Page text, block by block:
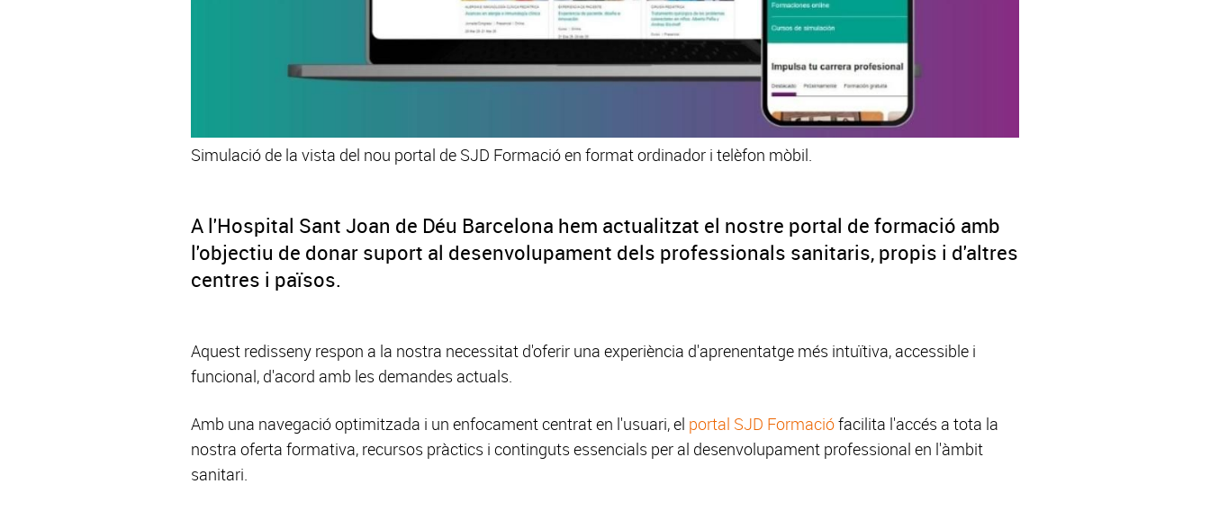
Simulació de la vista del nou portal de SJD Formació en format ordinador i telèfon mòbil.
A l'Hospital Sant Joan de Déu Barcelona hem actualitzat el nostre portal de formació amb
l'objectiu de donar suport al desenvolupament dels professionals sanitaris, propis i d'altres
centres i països.
Aquest redisseny respon a la nostra necessitat d'oferir una experiència d'aprenentatge més intuïtiva, accessible i
funcional, d'acord amb les demandes actuals.
Amb una navegació optimitzada i un enfocament centrat en l'usuari, el portal SJD Formaciófacilita l'accés a tota la
nostra oferta formativa, recursos pràctics i continguts essencials per al desenvolupament professional en l'àmbit
sanitari.